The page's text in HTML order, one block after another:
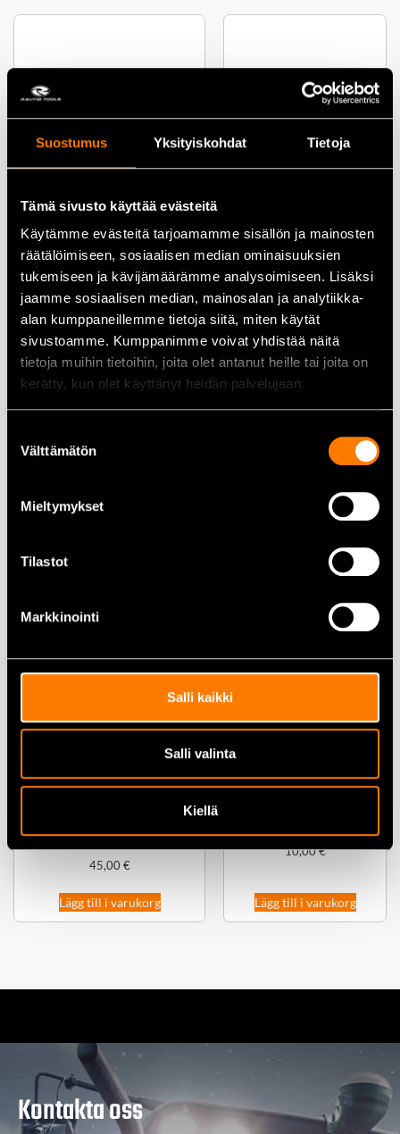
Suostumus Yksityiskohdat Tietoja
Tämä sivusto käyttää evästeitä
Käytämme evästeitä tarjoamamme sisällön ja mainosten
räätälöimiseen, sosiaalisen median ominaisuuksien
tukemiseen ja kävijämäärämme analysoimiseen. Lisäksi
jaamme sosiaalisen median, mainosalan ja analytiikka-
alan kumppaneillemme tietoja siitä, miten käytät
sivustoamme. Kumppanimme voivat yhdistää näitä
tietoja muihin tietoihin, joita olet antanut heille tai joita on
kerätty, kun olet käyttänyt heidän palvelujaan.
valinta
Välttämätön
Mieltymykset
Tilastot
Markkinointi
Salli kaikki
Salli valinta
Kiellä
KS0015
29,00€
Lägg till i varukorg
29,00 €
Lägg till i varukorg
IKH Hydraulisk tryckstång
Sortiment med ringsprintar 120
45,00€
Lägg till i varukorg
10,00€
Lägg till i varukorg
Kontakta oss